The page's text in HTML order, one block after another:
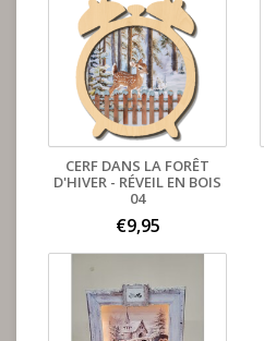
CERF DANS LA FORÊT
D'HIVER - RÉVEIL EN BOIS
04
€9,95